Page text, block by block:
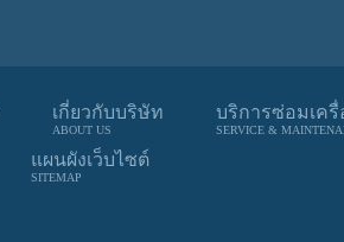
เกี่ยวกับบริษัท
ABOUT US
บริการซ่อมเค
SERVICE &
แผนผังเว็บไซต์
SITEMAP